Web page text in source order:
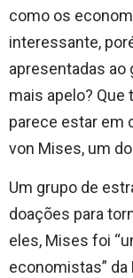
como os
interessante,
apresentadas
mais apelo? Que
parece estar em
von Mises, um
Um grupo de
doações para
eles, Mises foi
economistas”